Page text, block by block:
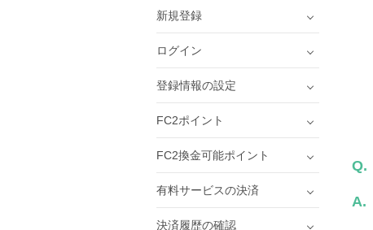
Q.
A.
新規登録
ログイン
登録情報の設定
FC2ポイント
FC2換金可能ポイント
有料サービスの決済
決済履歴の確認